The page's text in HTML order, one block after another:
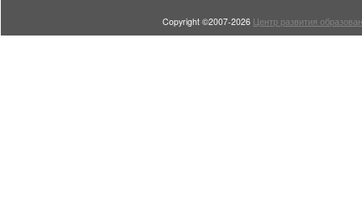
Copyright ©2007-2026 Центр развития